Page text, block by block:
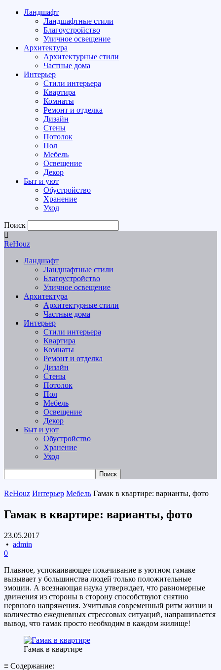
Ландшафт
Ландшафтные стили
Благоустройство
Уличное освещение
Архитектура
Архитектурные стили
Частные дома
Интерьер
Стили интерьера
Квартира
Комнаты
Ремонт и отделка
Дизайн
Стены
Потолок
Пол
Мебель
Освещение
Декор
Быт и уют
Обустройство
Хранение
Уход
Поиск
ReHouz
Ландшафт
Ландшафтные стили
Благоустройство
Уличное освещение
Архитектура
Архитектурные стили
Частные дома
Интерьер
Стили интерьера
Квартира
Комнаты
Ремонт и отделка
Дизайн
Стены
Потолок
Пол
Мебель
Освещение
Декор
Быт и уют
Обустройство
Хранение
Уход
ReHouz Интерьер Мебель Гамак в квартире: варианты, фото
Гамак в квартире: варианты, фото
23.05.2017
• admin
0
Плавное, успокаивающее покачивание в уютном гамаке
вызывает у большинства людей только положительные
эмоции. А всезнающая наука утверждает, что равномерные
движения из стороны в сторону способствуют снятию
нервного напряжения. Учитывая современный ритм жизни и
количество ежедневных стрессовых ситуаций, напрашивается
вывод, что гамак просто необходим в каждом жилище!
Гамак в квартире
≡ Содержание: